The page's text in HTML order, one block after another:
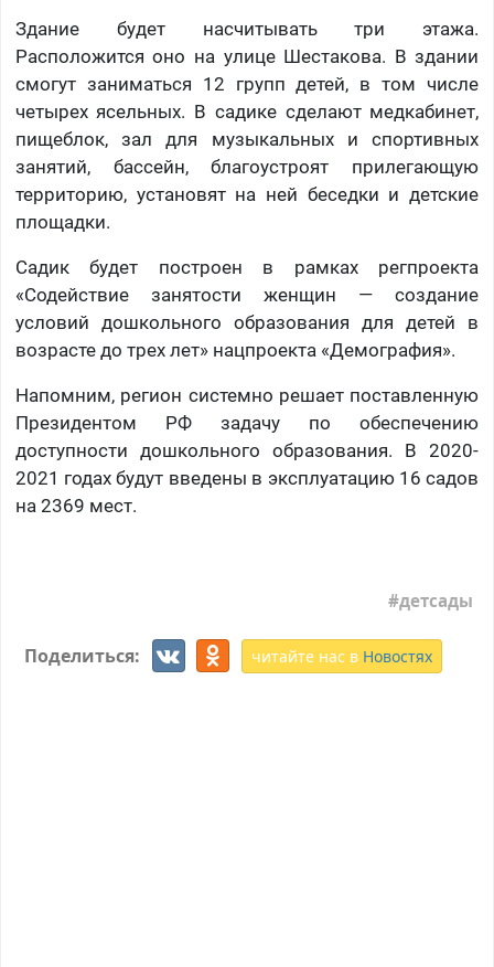
Здание будет насчитывать три этажа.
Расположится оно на улице Шестакова. В здании
смогут заниматься 12 групп детей, в том числе
четырех ясельных. В садике сделают медкабинет,
пищеблок, зал для музыкальных и спортивных
занятий, бассейн, благоустроят прилегающую
территорию, установят на ней беседки и детские
площадки.
Садик будет построен в рамках регпроекта
«Содействие занятости женщин — создание
условий дошкольного образования для детей в
возрасте до трех лет» нацпроекта «Демография».
Напомним, регион системно решает поставленную
Президентом РФ задачу по обеспечению
доступности дошкольного образования. В 2020-
2021 годах будут введены в эксплуатацию 16 садов
на 2369 мест.
детсады
Поделиться: читайте нас в Новостях